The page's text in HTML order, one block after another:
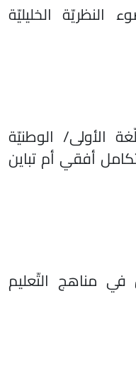
الخليليّة
الأولى/ الوطنيّة
أفقي أم تباين
في مناهج التّعليم